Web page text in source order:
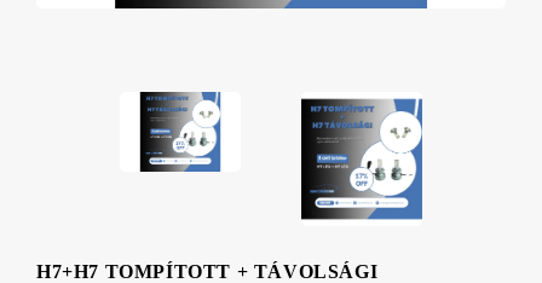
H7+H7 TOMPÍTOTT + TÁVOLSÁGI